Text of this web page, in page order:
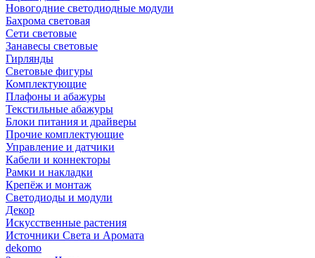
Новогодние светодиодные модули
Бахрома световая
Сети световые
Занавесы световые
Гирлянды
Световые фигуры
Комплектующие
Плафоны и абажуры
Текстильные абажуры
Блоки питания и драйверы
Прочие комплектующие
Управление и датчики
Кабели и коннекторы
Рамки и накладки
Крепёж и монтаж
Светодиоды и модули
Декор
Искусственные растения
Источники Света и Аромата
dekomo